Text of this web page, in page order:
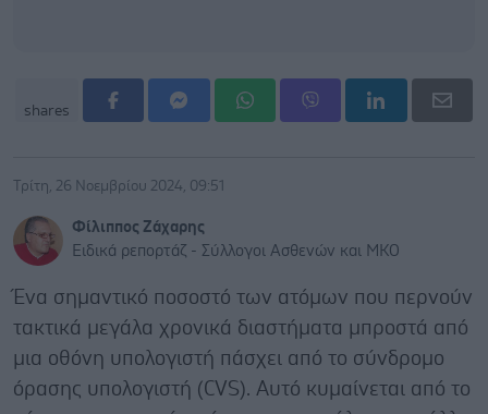
shares
Τρίτη, 26 Νοεμβρίου 2024, 09:51
Φίλιππος Ζάχαρης
Ειδικά ρεπορτάζ - Σύλλογοι Ασθενών και ΜΚΟ
Ένα σημαντικό ποσοστό των ατόμων που περνούν
τακτικά μεγάλα χρονικά διαστήματα μπροστά από
μια οθόνη υπολογιστή πάσχει από το σύνδρομο
όρασης υπολογιστή (CVS). Αυτό κυμαίνεται από το